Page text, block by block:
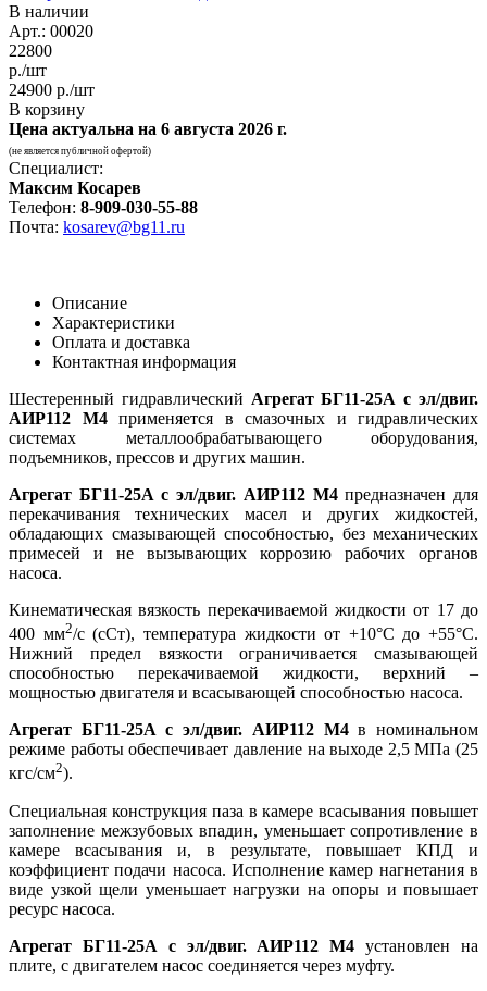
В наличии
Арт.: 00020
22800
р./шт
24900 р./шт
В корзину
Цена актуальна на 6 августа 2026 г.
(не является публичной офертой)
Специалист:
Максим Косарев
Телефон: 8-909-030-55-88
Почта: kosarev@bg11.ru
Описание
Характеристики
Оплата и доставка
Контактная информация
Шестеренный гидравлический Агрегат БГ11-25А с эл/двиг.
АИР112 М4применяется в смазочных и гидравлических
системах металлообрабатывающего оборудования,
подъемников, прессов и других машин.
Агрегат БГ11-25А с эл/двиг. АИР112 М4предназначен для
перекачивания технических масел и других жидкостей,
обладающих смазывающей способностью, без механических
примесей и не вызывающих коррозию рабочих органов
насоса.
Кинематическая вязкость перекачиваемой жидкости от 17 до
400 мм2/с (cCт), температура жидкости от +10°С до +55°С.
Нижний предел вязкости ограничивается смазывающей
способностью перекачиваемой жидкости, верхний –
мощностью двигателя и всасывающей способностью насоса.
Агрегат БГ11-25А с эл/двиг. АИР112 М4в номинальном
режиме работы обеспечивает давление на выходе 2,5 МПа (25
кгс/см2).
Специальная конструкция паза в камере всасывания повышет
заполнение межзубовых впадин, уменьшает сопротивление в
камере всасывания и, в результате, повышает КПД и
коэффициент подачи насоса. Исполнение камер нагнетания в
виде узкой щели уменьшает нагрузки на опоры и повышает
ресурс насоса.
Агрегат БГ11-25А с эл/двиг. АИР112 М4 установлен на
плите, с двигателем насос соединяется через муфту.